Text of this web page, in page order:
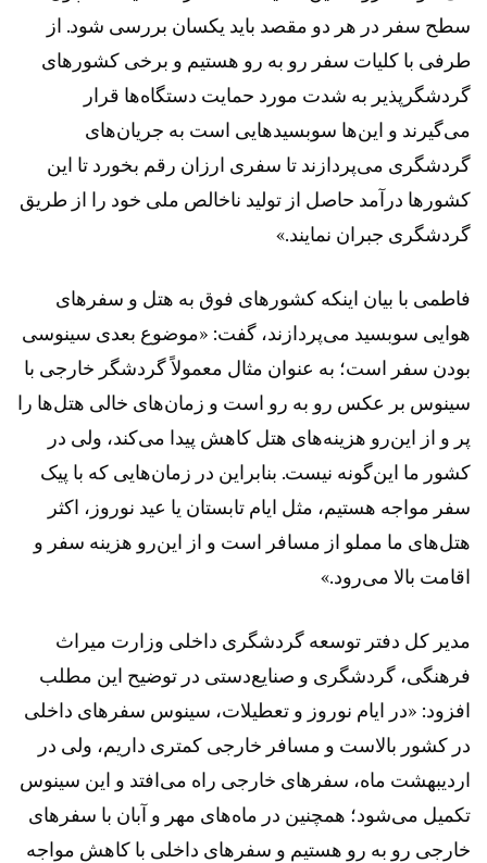
سطح سفر در هر دو مقصد باید یکسان بررسی شود. از
طرفی با کلیات سفر رو به رو هستیم و برخی کشور‌های
گردشگر‌پذیر به شدت مورد حمایت دستگاه‌ها قرار
می‌گیرند و این‌ها سوبسید‌هایی است به جریان‌های
گردشگری می‌پردازند تا سفری ارزان رقم بخورد تا این
کشور‌ها درآمد حاصل از تولید ناخالص ملی خود را از طریق
گردشگری جبران نمایند.»
فاطمی با بیان اینکه کشور‌های فوق به هتل و سفر‌های
هوایی سوبسید می‌پردازند، گفت: «موضوع بعدی سینوسی
بودن سفر است؛ به عنوان مثال معمولاً گردشگر خارجی با
سینوس بر عکس رو به رو است و زمان‌های خالی هتل‌ها را
پر و از این‌رو هزینه‌های هتل کاهش پیدا می‌کند، ولی در
کشور ما این‌گونه نیست. بنابراین در زمان‌هایی که با پیک
سفر مواجه هستیم، مثل ایام تابستان یا عید نوروز، اکثر
هتل‌های ما مملو از مسافر است و از این‌رو هزینه سفر و
اقامت بالا می‌رود.»
مدیر کل دفتر توسعه گردشگری داخلی وزارت میراث
فرهنگی، گردشگری و صنایع‌دستی در توضیح این مطلب
افزود: «در ایام نوروز و تعطیلات، سینوس سفر‌های داخلی
در کشور بالاست و مسافر خارجی کمتری داریم، ولی در
اردیبهشت ماه، سفر‌های خارجی راه می‌افتد و این سینوس
تکمیل می‌شود؛ همچنین در ماه‌های مهر و آبان با سفر‌های
خارجی رو به رو هستیم و سفر‌های داخلی با کاهش مواجه